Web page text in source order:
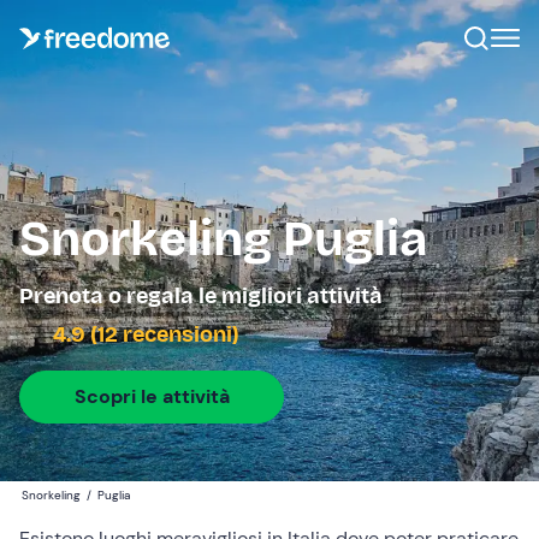
Snorkeling Puglia
Prenota o regala le migliori attività
4.9 (12 recensioni)
Scopri le attività
Snorkeling / Puglia